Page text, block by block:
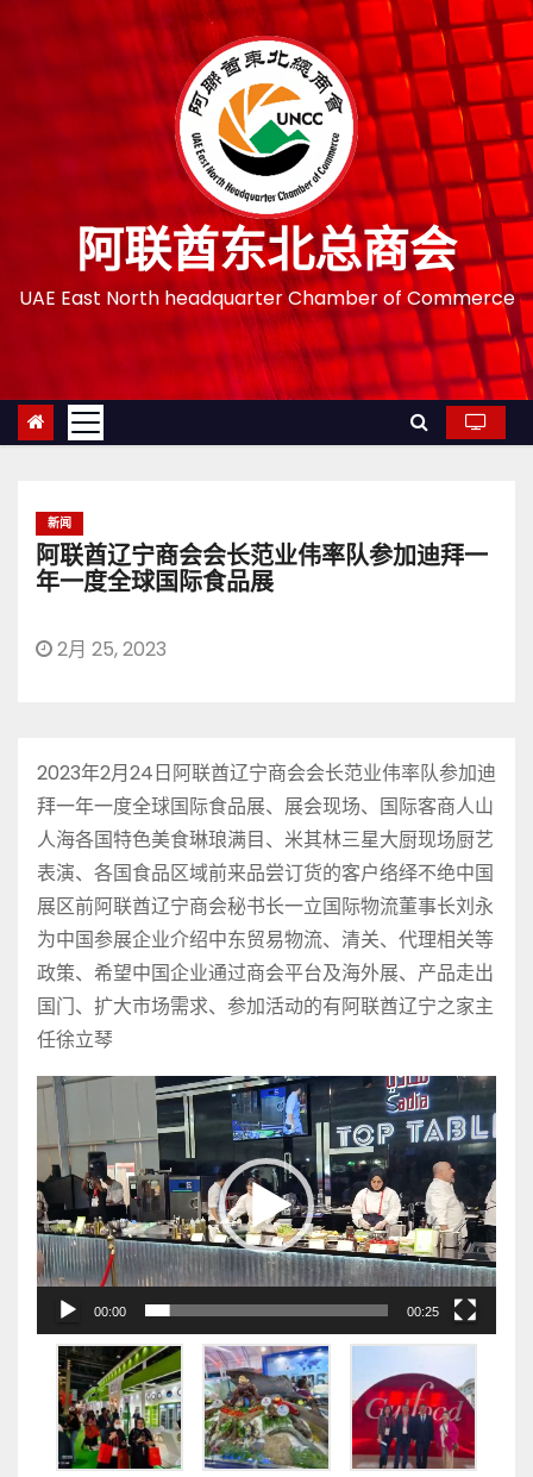
阿联酋东北总商会
UAE East North headquarter Chamber of Commerce
新闻
阿联酋辽宁商会会长范业伟率队参加迪拜一
年一度全球国际食品展
2月 25, 2023
2023年2月24日阿联酋辽宁商会会长范业伟率队参加迪
拜一年一度全球国际食品展、展会现场、国际客商人山
人海各国特色美食琳琅满目、米其林三星大厨现场厨艺
表演、各国食品区域前来品尝订货的客户络绎不绝中国
展区前阿联酋辽宁商会秘书长一立国际物流董事长刘永
为中国参展企业介绍中东贸易物流、清关、代理相关等
政策、希望中国企业通过商会平台及海外展、产品走出
国门、扩大市场需求、参加活动的有阿联酋辽宁之家主
任徐立琴
视
播
放
器
00:00 00:25